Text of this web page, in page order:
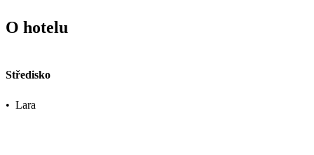
O hotelu
Středisko
• Lara